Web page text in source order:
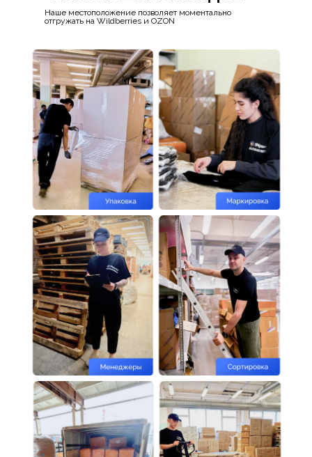
Наше местоположение позволяет моментально
отгружать на Wildberries и OZON